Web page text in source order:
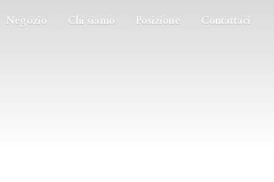
Negozio Chi siamo Posizione Contattaci